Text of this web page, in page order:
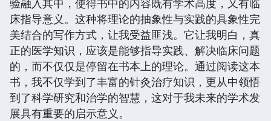
验融入其中，使得书中的内容既有学术高度，又有临
床指导意义。这种将理论的抽象性与实践的具象性完
美结合的写作方式，让我受益匪浅。它让我明白，真
正的医学知识，应该是能够指导实践、解决临床问题
的，而不仅仅是停留在书本上的理论。通过阅读这本
书，我不仅学到了丰富的针灸治疗知识，更从中领悟
到了科学研究和治学的智慧，这对于我未来的学术发
展具有重要的启示意义。